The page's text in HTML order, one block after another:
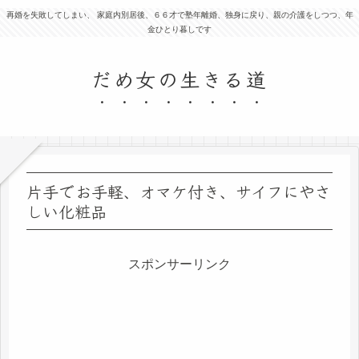
再婚を失敗してしまい、 家庭内別居後、６６才で塾年離婚、独身に戻り、親の介護をしつつ、年
金ひとり暮しです
だめ女の生きる道
片手でお手軽、オマケ付き、サイフにやさ
しい化粧品
スポンサーリンク